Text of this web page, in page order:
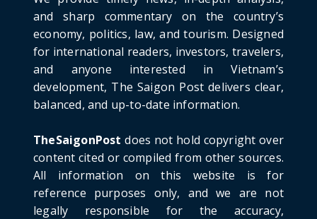
Detailed Analysis of the Cooling-off Period
Law in Timeshare...
June 21, 2026
HOTNEWS
Prime Minister Lê Minh Hưng’s Visit to
Russia: A New Step Fo...
HOTNEWS
Politburo: Strictly Handle Acts of Using
Pirated Software, C...
June 21, 2026
and sharp commentary on the country’s
economy, politics, law, and tourism. Designed
for international readers, investors, travelers,
and anyone interested in Vietnam’s
development, The Saigon Post delivers clear,
balanced, and up-to-date information.
TheSaigonPost does not hold copyright over
content cited or compiled from other sources.
All information on this website is for
reference purposes only, and we are not
legally responsible for the accuracy,